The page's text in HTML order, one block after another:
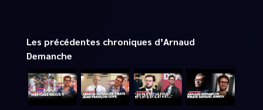
Les précédentes chroniques d’Arnaud
Demanche